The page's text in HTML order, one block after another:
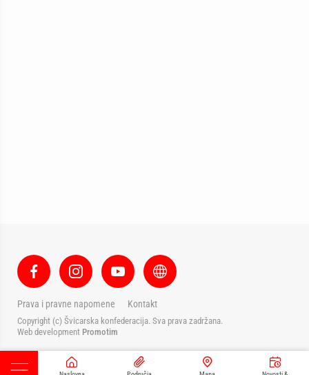
Prava i pravne napomene Kontakt
Copyright (c) Švicarska konfederacija. Sva prava zadržana.
Web development Promotim